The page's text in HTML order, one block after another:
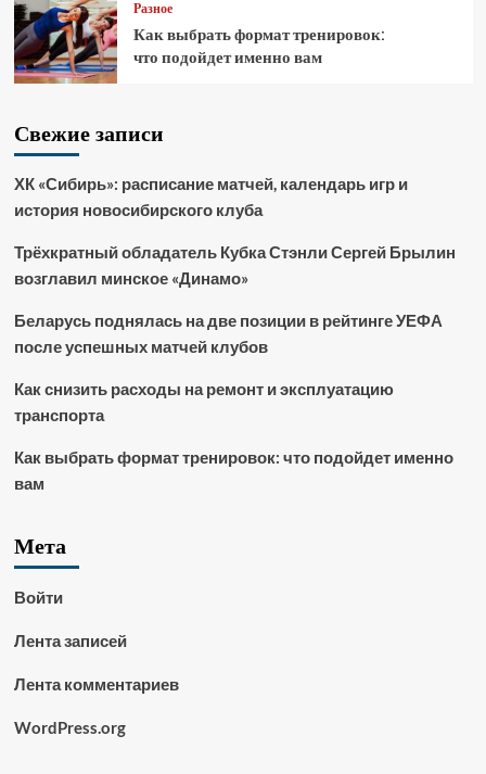
Разное
Как выбрать формат тренировок:
что подойдет именно вам
Свежие записи
ХК «Сибирь»: расписание матчей, календарь игр и
история новосибирского клуба
Трёхкратный обладатель Кубка Стэнли Сергей Брылин
возглавил минское «Динамо»
Беларусь поднялась на две позиции в рейтинге УЕФА
после успешных матчей клубов
Как снизить расходы на ремонт и эксплуатацию
транспорта
Как выбрать формат тренировок: что подойдет именно
вам
Мета
Войти
Лента записей
Лента комментариев
WordPress.org